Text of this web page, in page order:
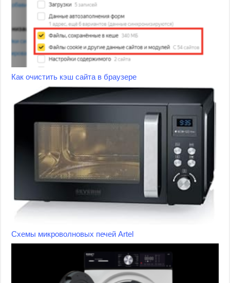
Как очистить кэш сайта в браузере
Схемы микроволновых печей Artel